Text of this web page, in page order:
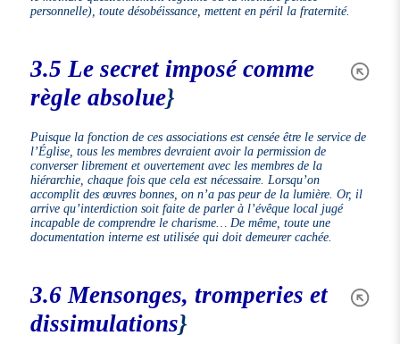
personnelle), toute désobéissance, mettent en péril la fraternité.
3.5 Le secret imposé comme
règle absolue}
Puisque la fonction de ces associations est censée être le service de
l’Église, tous les membres devraient avoir la permission de
converser librement et ouvertement avec les membres de la
hiérarchie, chaque fois que cela est nécessaire. Lorsqu’on
accomplit des œuvres bonnes, on n’a pas peur de la lumière. Or, il
arrive qu’interdiction soit faite de parler à l’évêque local jugé
incapable de comprendre le charisme… De même, toute une
documentation interne est utilisée qui doit demeurer cachée.
3.6 Mensonges, tromperies et
dissimulations}